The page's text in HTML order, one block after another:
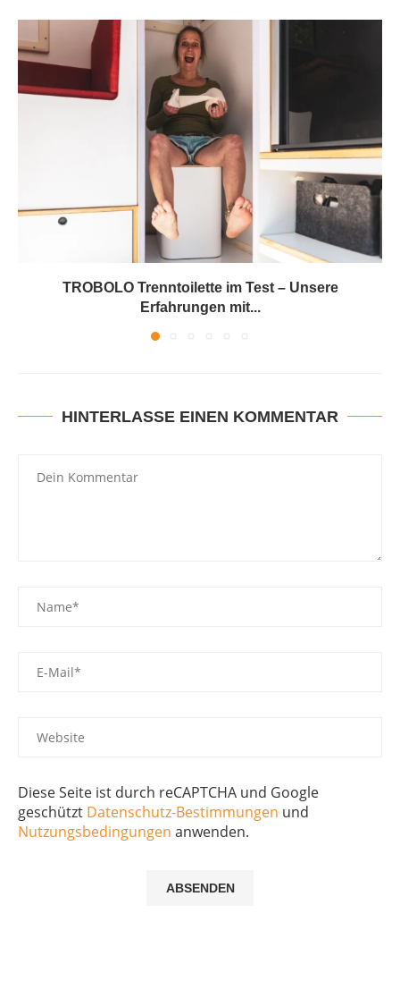
TROBOLO Trenntoilette im Test – Unsere
Erfahrungen mit...
HINTERLASSE EINEN KOMMENTAR
Diese Seite ist durch reCAPTCHA und Google
geschützt Datenschutz-Bestimmungen und
Nutzungsbedingungen anwenden.